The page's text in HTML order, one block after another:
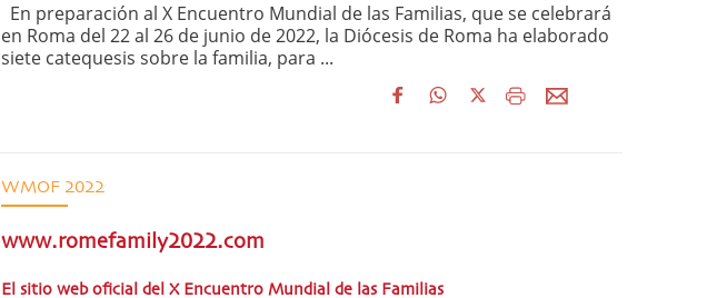
En preparación al X Encuentro Mundial de las Familias, que se celebrará
en Roma del 22 al 26 de junio de 2022, la Diócesis de Roma ha elaborado
siete catequesis sobre la familia, para ...
WMOF 2022
www.romefamily2022.com
El sitio web oficial del X Encuentro Mundial de las Familias